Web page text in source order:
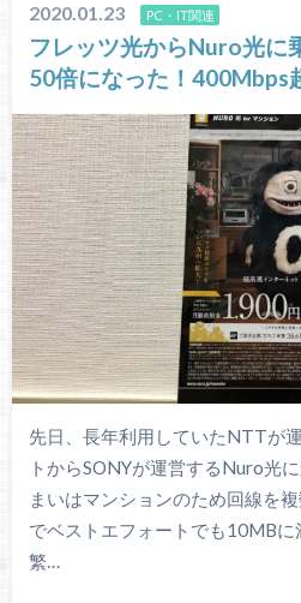
2020.01.23 PC・IT関連
フレッツ光からNuro光に
50倍になった！400Mbps
先日、長年利用していたNTTが
トからSONYが運営するNuro光
まいはマンションのため回線を
でベストエフォートでも10MBに
繁…